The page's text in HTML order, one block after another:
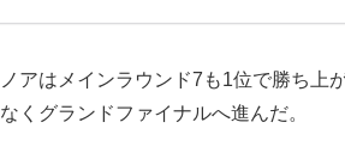
アはメインラウンド7も1位で勝ち上
くグランドファイナルへ進んだ。